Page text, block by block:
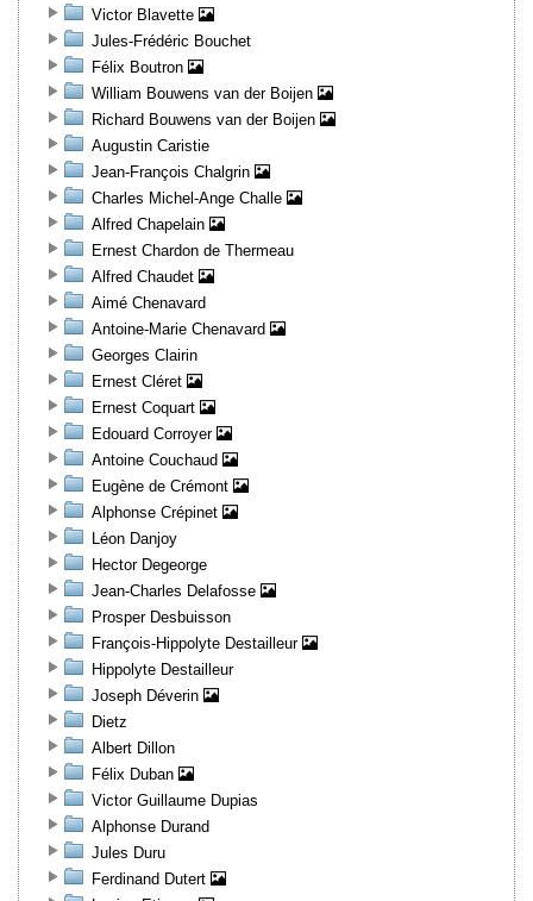
Victor Blavette
Jules-Frédéric Bouchet
Félix Boutron
William Bouwens van der Boijen
Richard Bouwens van der Boijen
Augustin Caristie
Jean-François Chalgrin
Charles Michel-Ange Challe
Alfred Chapelain
Ernest Chardon de Thermeau
Alfred Chaudet
Aimé Chenavard
Antoine-Marie Chenavard
Georges Clairin
Ernest Cléret
Ernest Coquart
Edouard Corroyer
Antoine Couchaud
Eugène de Crémont
Alphonse Crépinet
Léon Danjoy
Hector Degeorge
Jean-Charles Delafosse
Prosper Desbuisson
François-Hippolyte Destailleur
Hippolyte Destailleur
Joseph Déverin
Dietz
Albert Dillon
Félix Duban
Victor Guillaume Dupias
Alphonse Durand
Jules Duru
Ferdinand Dutert